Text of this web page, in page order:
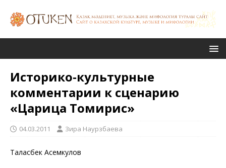
Историко-культурные
комментарии к сценарию
«Царица Томирис»
04.03.2011 Зира Наурзбаева
Таласбек Асемкулов